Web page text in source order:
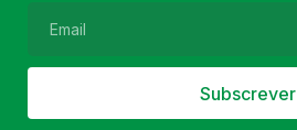
Subscrever
Filtro de Partículas